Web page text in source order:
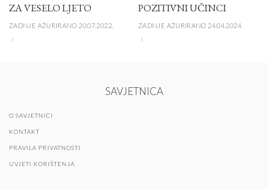
ZA VESELO LJETO
ZADNJE AŽURIRANO 20.07.2022.
POZITIVNI UČINCI
ZADNJE AŽURIRANO 24.04.2024.
SAVJETNICA
O SAVJETNICI
KONTAKT
PRAVILA PRIVATNOSTI
UVJETI KORIŠTENJA